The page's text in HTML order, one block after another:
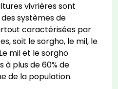
vivrières sont
systèmes de
caractérisées par
soit le sorgho, le mil, le
mil et le sorgho
à plus de 60% de
de la population.